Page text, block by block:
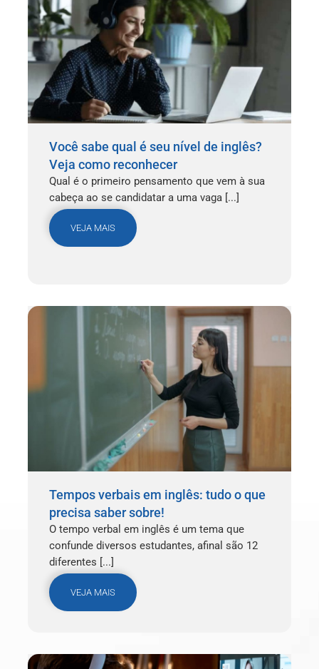
Você sabe qual é seu nível de inglês?
Veja como reconhecer
Qual é o primeiro pensamento que vem à sua
cabeça ao se candidatar a uma vaga [...]
VEJA MAIS
Tempos verbais em inglês: tudo o que
precisa saber sobre!
O tempo verbal em inglês é um tema que
confunde diversos estudantes, afinal são 12
diferentes [...]
VEJA MAIS